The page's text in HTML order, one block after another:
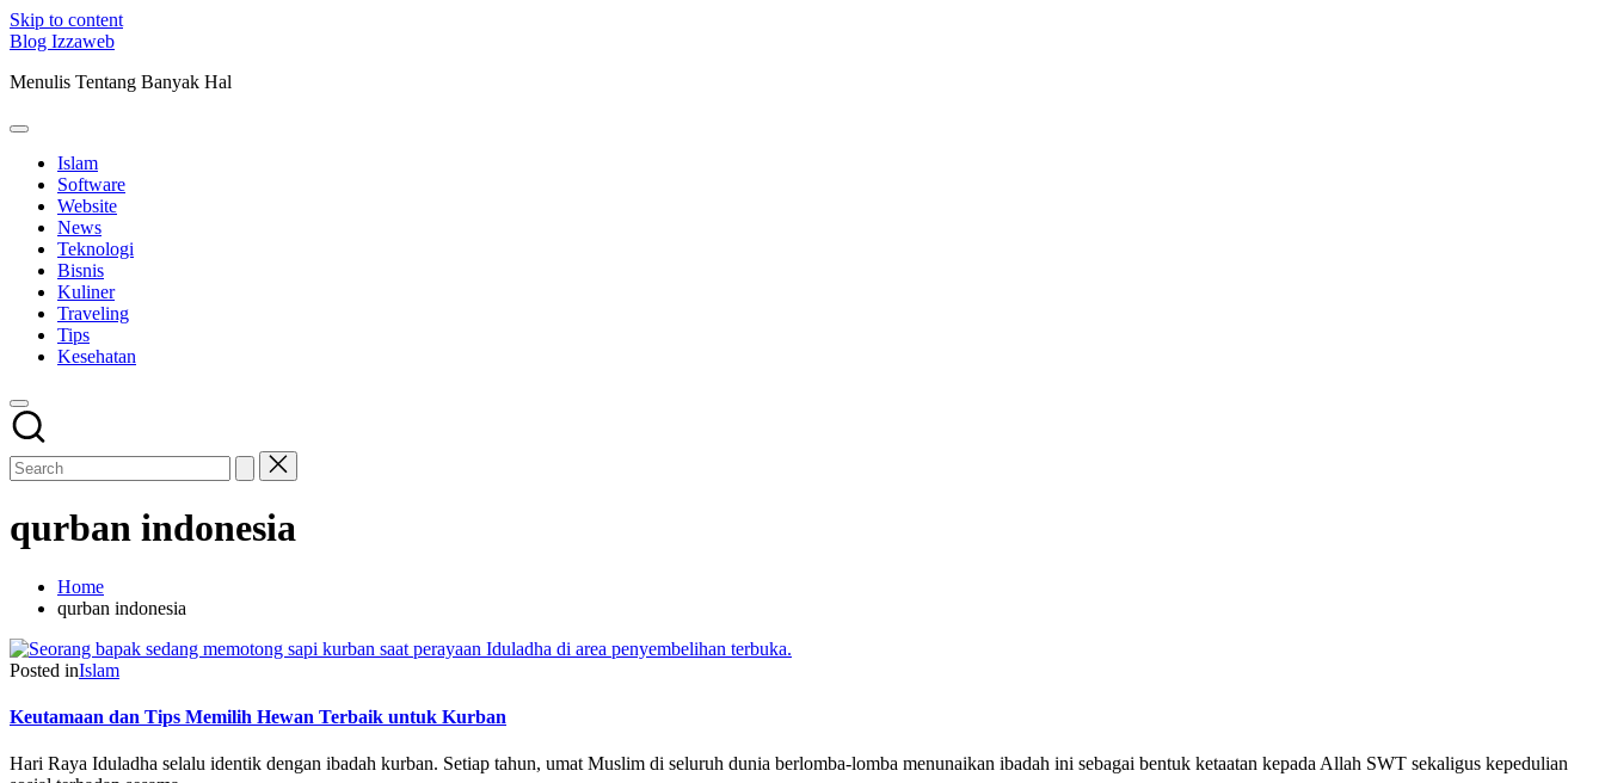
Skip to content
Blog Izzaweb
Menulis Tentang Banyak Hal
Islam
Software
Website
News
Teknologi
Bisnis
Kuliner
Traveling
Tips
Kesehatan
qurban indonesia
Home
qurban indonesia
Posted inIslam
Keutamaan dan Tips Memilih Hewan Terbaik untuk Kurban
Hari Raya Iduladha selalu identik dengan ibadah kurban. Setiap tahun, umat Muslim di seluruh dunia berlomba-lomba menunaikan ibadah ini sebagai bentuk ketaatan kepada Allah SWT sekaligus kepedulian